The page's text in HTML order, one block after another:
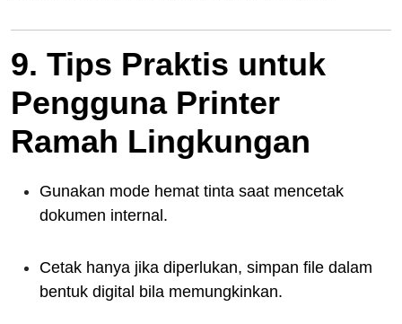
9. Tips Praktis untuk
Pengguna Printer
Ramah Lingkungan
Gunakan mode hemat tinta saat mencetak
dokumen internal.
Cetak hanya jika diperlukan, simpan file dalam
bentuk digital bila memungkinkan.